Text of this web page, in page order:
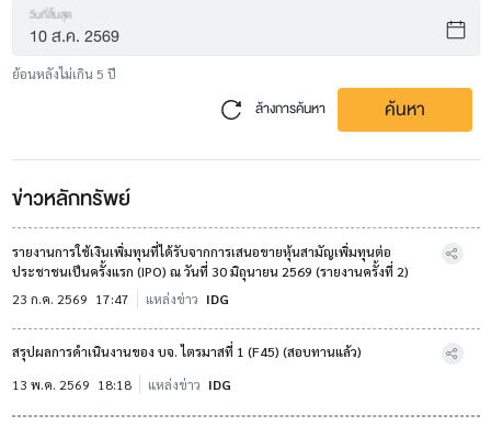
วันที่สิ้นสุด
ย้อนหลังไม่เกิน 5 ปี
ล้างการค้นหา ค้นหา
ข่าวหลักทรัพย์
รายงานการใช้เงินเพิ่มทุนที่ได้รับจากการเสนอขายหุ้นสามัญเพิ่มทุนต่อ
ประชาชนเป็นครั้งแรก (IPO) ณ วันที่ 30 มิถุนายน 2569 (รายงานครั้งที่ 2)
23 ก.ค. 2569 17:47 แหล่งข่าว IDG
สรุปผลการดำเนินงานของ บจ. ไตรมาสที่ 1 (F45) (สอบทานแล้ว)
13 พ.ค. 2569 18:18 แหล่งข่าว IDG